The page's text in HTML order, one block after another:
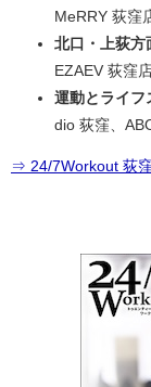
MeRRY 荻窪
北口・上荻方
EZAEV 荻窪
運動とライフ
dio 荻窪、
⇒ 24/7Workout 荻